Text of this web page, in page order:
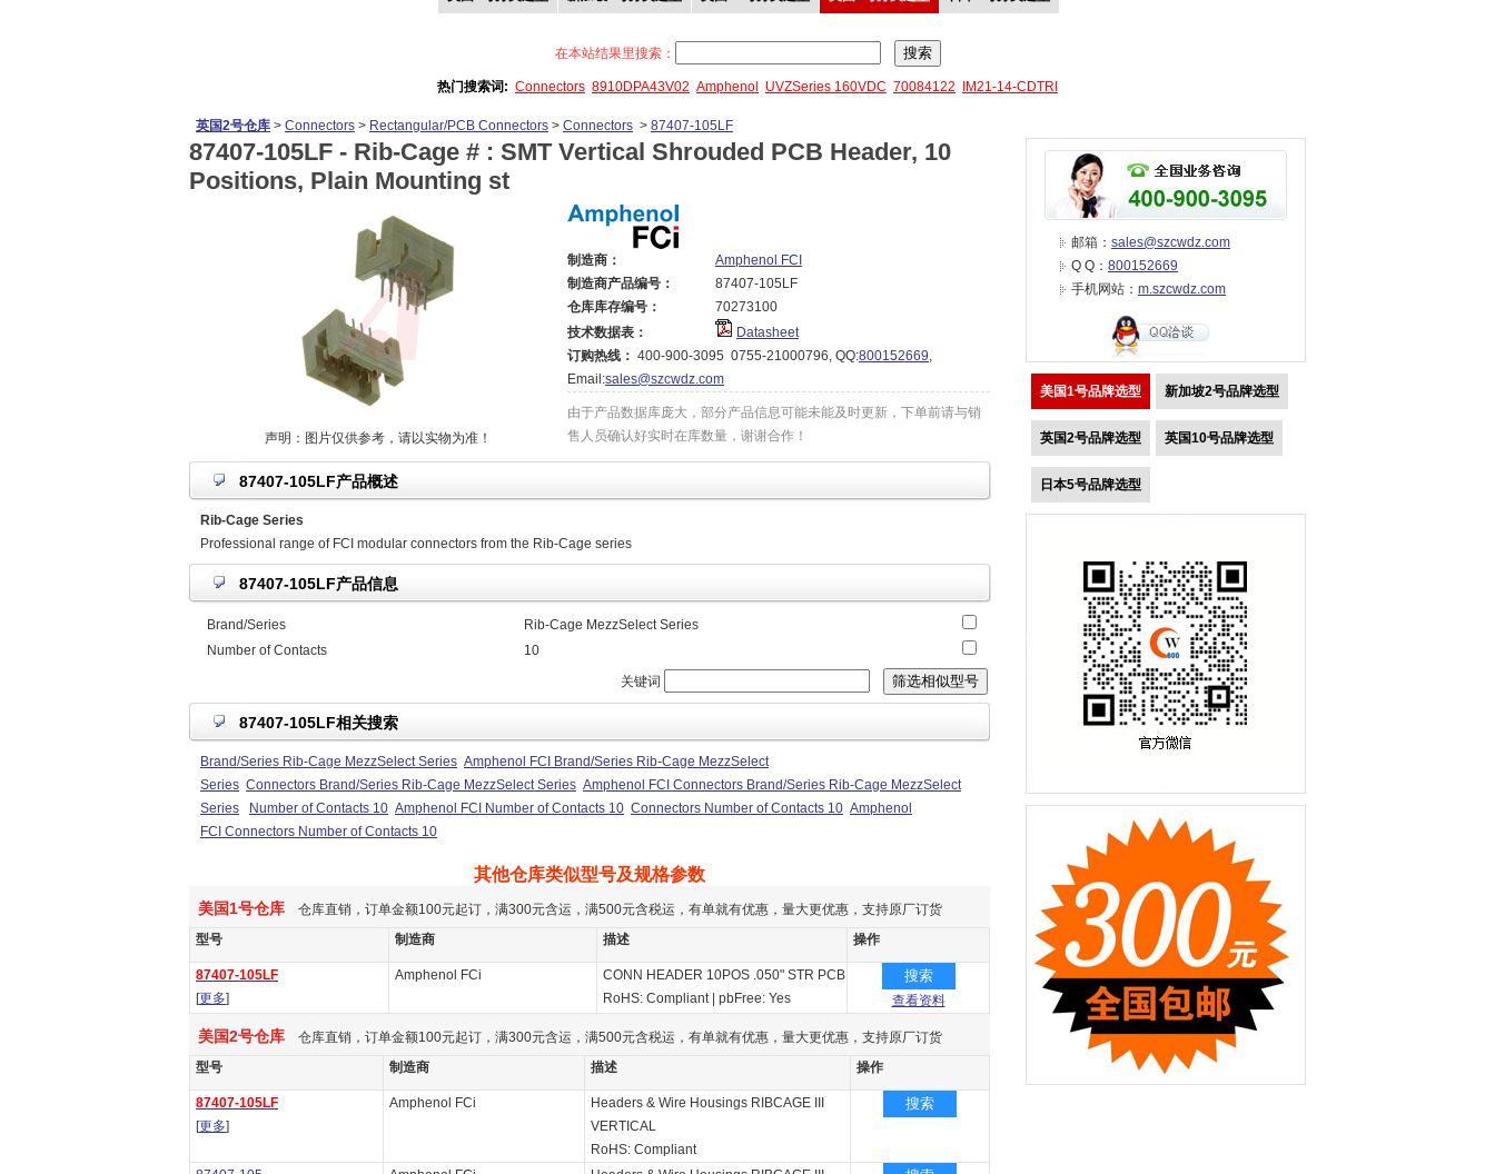
在本站结果里搜索：
热门搜索词: Connectors 8910DPA43V02 Amphenol UVZSeries 160VDC 70084122 IM21-14-CDTRI
英国2号仓库 > Connectors > Rectangular/PCB Connectors > Connectors > 87407-105LF
87407-105LF - Rib-Cage # : SMT Vertical Shrouded PCB Header, 10
Positions, Plain Mounting st
声明：图片仅供参考，请以实物为准！
制造商：
Amphenol FCI
制造商产品编号：
87407-105LF
仓库库存编号：
70273100
技术数据表：
Datasheet
订购热线： 400-900-3095 0755-21000796, QQ:800152669,
Email:sales@szcwdz.com
由于产品数据库庞大，部分产品信息可能未能及时更新，下单前请与销
售人员确认好实时在库数量，谢谢合作！
87407-105LF产品概述
Rib-Cage Series
Professional range of FCI modular connectors from the Rib-Cage series
87407-105LF产品信息
Brand/Series
Rib-Cage MezzSelect Series
Number of Contacts
10
关键词
87407-105LF相关搜索
Brand/Series Rib-Cage MezzSelect Series Amphenol FCI Brand/Series Rib-Cage MezzSelect
Series Connectors Brand/Series Rib-Cage MezzSelect Series Amphenol FCI Connectors Brand/Series Rib-Cage MezzSelect
Series
Number of Contacts 10 Amphenol FCI Number of Contacts 10 Connectors Number of Contacts 10 Amphenol
FCI Connectors Number of Contacts 10
其他仓库类似型号及规格参数
美国1号仓库 仓库直销，订单金额100元起订，满300元含运，满500元含税运，有单就有优惠，量大更优惠，支持原厂订货
型号
制造商 描述 操作
87407-105LF
[更多]
Amphenol FCi
CONN HEADER 10POS .050" STR PCB
RoHS: Compliant pbFree: Yes
搜索
查看资料
美国2号仓库 仓库直销，订单金额100元起订，满300元含运，满500元含税运，有单就有优惠，量大更优惠，支持原厂订货
型号
制造商 描述 操作
87407-105LF
[更多]
Amphenol FCi
Headers & Wire Housings RIBCAGE III
VERTICAL
RoHS: Compliant
搜索
邮箱： sales@szcwdz.com
Q Q： 800152669
手机网站： m.szcwdz.com
美国1号品牌选型 新加坡2号品牌选型
英国2号品牌选型 英国10号品牌选型
日本5号品牌选型